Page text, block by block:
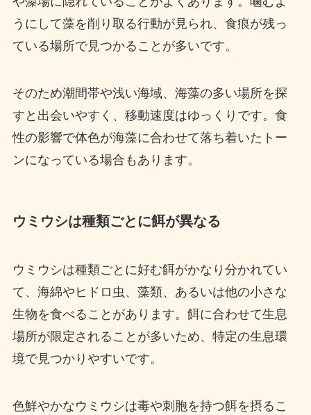
うにして藻を削り取る行動が見られ、食痕が残っ
ている場所で見つかることが多いです。
そのため潮間帯や浅い海域、海藻の多い場所を探
すと出会いやすく、移動速度はゆっくりです。食
性の影響で体色が海藻に合わせて落ち着いたトー
ンになっている場合もあります。
ウミウシは種類ごとに餌が異なる
ウミウシは種類ごとに好む餌がかなり分かれてい
て、海綿やヒドロ虫、藻類、あるいは他の小さな
生物を食べることがあります。餌に合わせて生息
場所が限定されることが多いため、特定の生息環
境で見つかりやすいです。
色鮮やかなウミウシは毒や刺胞を持つ餌を摂るこ